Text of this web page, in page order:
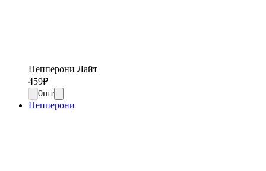
Пепперони Лайт
459₽
0шт
Пепперони